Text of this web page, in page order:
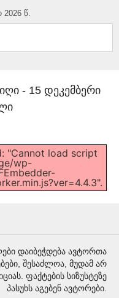
2026 წ.
- 15 დეკემბერი
"Cannot load script
wp-
დაიბეჭდება ავტორთა
შესაძლოა, მუდამ არ
ფაქტების სიზუსტეზე
პასუხს აგებენ ავტორები.